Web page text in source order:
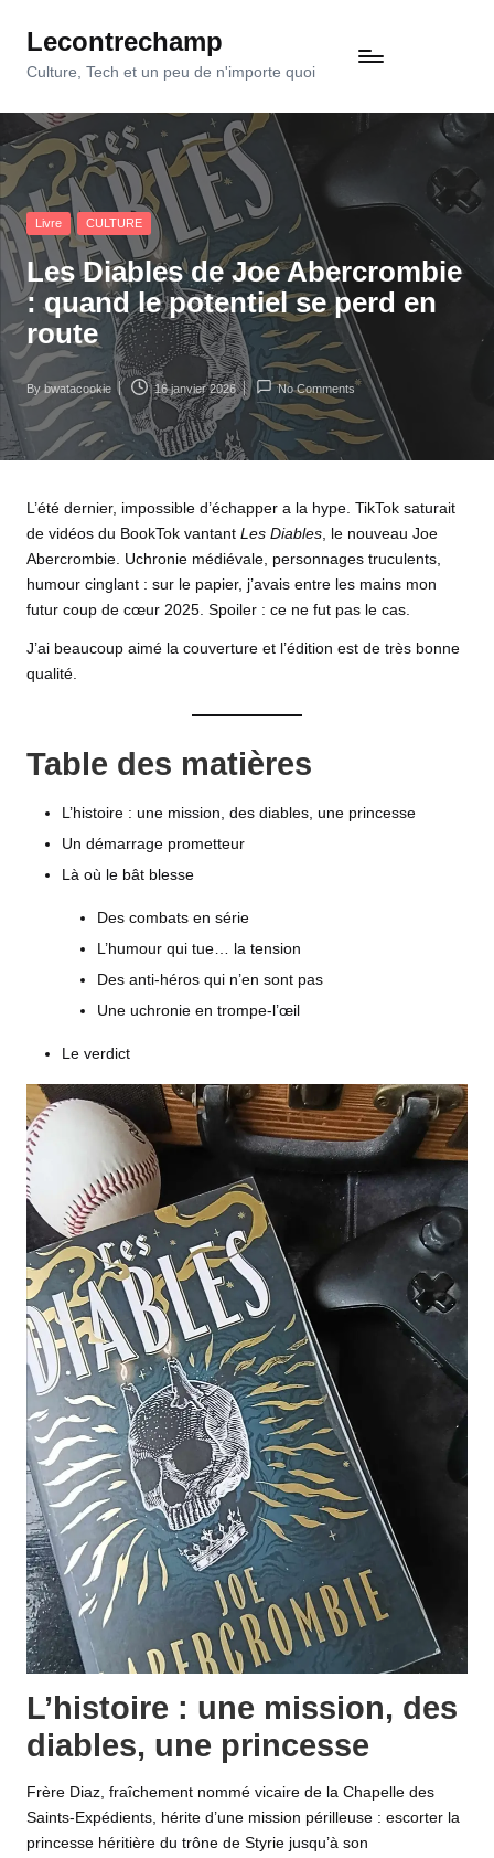
SkipLecontrechamp
Culture, Tech et un peu de n'importe quoi
Posted
in
Livre CULTURE
Les Diables de Joe Abercrombie
: quand le potentiel se perd en
route
Posted
Bybwatacookie 16 janvier 2026 No Comments
L’été dernier, impossible d’échapper a la hype. TikTok saturait
de vidéos du BookTok vantant Les Diables , le nouveau Joe
Abercrombie . Uchronie médiévale, personnages truculents,
humour cinglant : sur le papier, j’avais entre les mains mon
futur coup de cœur 2025. Spoiler : ce ne fut pas le cas.
J’ai beaucoup aimé la couverture et l’édition est de très bonne
qualité.
Table des matières
L’histoire : une mission, des diables, une princesse
Un démarrage prometteur
Là où le bât blesse
Des combats en série
L’humour qui tue… la tension
Des anti-héros qui n’en sont pas
Une uchronie en trompe-l’œil
Le verdict
L’histoire : une mission, des
diables, une princesse
Frère Diaz, fraîchement nommé vicaire de la Chapelle des
Saints-Expédients, hérite d’une mission périlleuse : escorter la
princesse héritière du trône de Styrie jusqu’à son